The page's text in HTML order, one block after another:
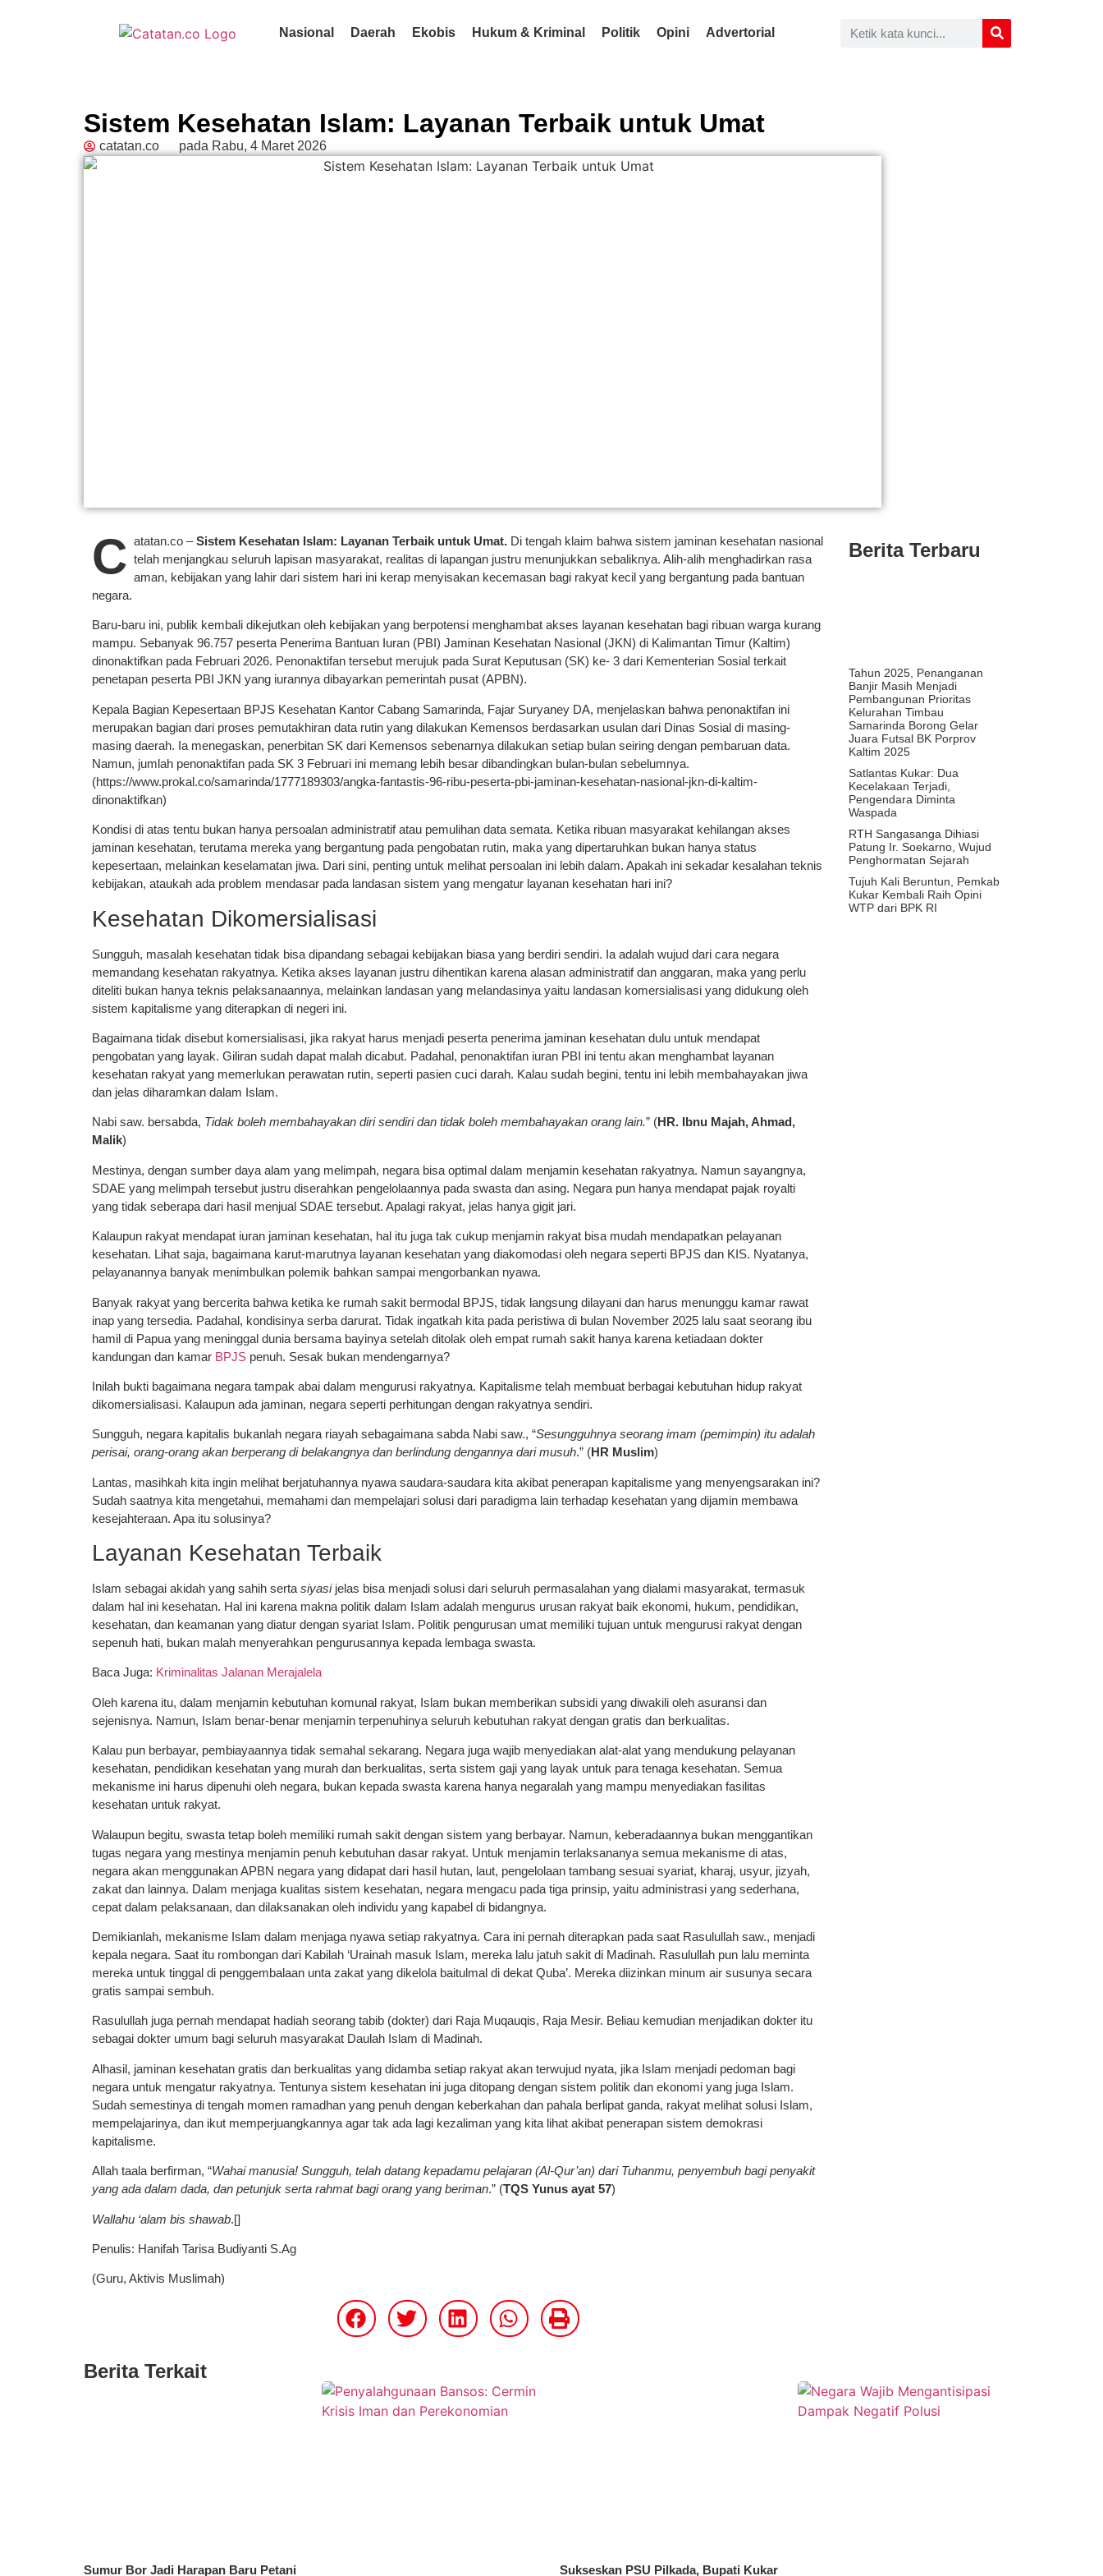
Nasional Daerah Ekobis Hukum & Kriminal Politik Opini Advertorial
Sistem Kesehatan Islam: Layanan Terbaik untuk Umat
catatan.co pada Rabu, 4 Maret 2026
C atatan.co –Sistem Kesehatan Islam: Layanan Terbaik untuk Umat. Di tengah klaim bahwa sistem jaminan kesehatan nasional
telah menjangkau seluruh lapisan masyarakat, realitas di lapangan justru menunjukkan sebaliknya. Alih-alih menghadirkan rasa
aman, kebijakan yang lahir dari sistem hari ini kerap menyisakan kecemasan bagi rakyat kecil yang bergantung pada bantuan
negara.
Baru-baru ini, publik kembali dikejutkan oleh kebijakan yang berpotensi menghambat akses layanan kesehatan bagi ribuan warga kurang
mampu. Sebanyak 96.757 peserta Penerima Bantuan Iuran (PBI) Jaminan Kesehatan Nasional (JKN) di Kalimantan Timur (Kaltim)
dinonaktifkan pada Februari 2026. Penonaktifan tersebut merujuk pada Surat Keputusan (SK) ke- 3 dari Kementerian Sosial terkait
penetapan peserta PBI JKN yang iurannya dibayarkan pemerintah pusat (APBN).
Kepala Bagian Kepesertaan BPJS Kesehatan Kantor Cabang Samarinda, Fajar Suryaney DA, menjelaskan bahwa penonaktifan ini
merupakan bagian dari proses pemutakhiran data rutin yang dilakukan Kemensos berdasarkan usulan dari Dinas Sosial di masing-
masing daerah. Ia menegaskan, penerbitan SK dari Kemensos sebenarnya dilakukan setiap bulan seiring dengan pembaruan data.
Namun, jumlah penonaktifan pada SK 3 Februari ini memang lebih besar dibandingkan bulan-bulan sebelumnya.
(https://www.prokal.co/samarinda/1777189303/angka-fantastis-96-ribu-peserta-pbi-jaminan-kesehatan-nasional-jkn-di-kaltim-
dinonaktifkan)
Kondisi di atas tentu bukan hanya persoalan administratif atau pemulihan data semata. Ketika ribuan masyarakat kehilangan akses
jaminan kesehatan, terutama mereka yang bergantung pada pengobatan rutin, maka yang dipertaruhkan bukan hanya status
kepesertaan, melainkan keselamatan jiwa. Dari sini, penting untuk melihat persoalan ini lebih dalam. Apakah ini sekadar kesalahan teknis
kebijakan, ataukah ada problem mendasar pada landasan sistem yang mengatur layanan kesehatan hari ini?
Kesehatan Dikomersialisasi
Sungguh, masalah kesehatan tidak bisa dipandang sebagai kebijakan biasa yang berdiri sendiri. Ia adalah wujud dari cara negara
memandang kesehatan rakyatnya. Ketika akses layanan justru dihentikan karena alasan administratif dan anggaran, maka yang perlu
diteliti bukan hanya teknis pelaksanaannya, melainkan landasan yang melandasinya yaitu landasan komersialisasi yang didukung oleh
sistem kapitalisme yang diterapkan di negeri ini.
Bagaimana tidak disebut komersialisasi, jika rakyat harus menjadi peserta penerima jaminan kesehatan dulu untuk mendapat
pengobatan yang layak. Giliran sudah dapat malah dicabut. Padahal, penonaktifan iuran PBI ini tentu akan menghambat layanan
kesehatan rakyat yang memerlukan perawatan rutin, seperti pasien cuci darah. Kalau sudah begini, tentu ini lebih membahayakan jiwa
dan jelas diharamkan dalam Islam.
Nabi saw. bersabda, Tidak boleh membahayakan diri sendiri dan tidak boleh membahayakan orang lain.” (HR. Ibnu Majah, Ahmad,
Malik)
Mestinya, dengan sumber daya alam yang melimpah, negara bisa optimal dalam menjamin kesehatan rakyatnya. Namun sayangnya,
SDAE yang melimpah tersebut justru diserahkan pengelolaannya pada swasta dan asing. Negara pun hanya mendapat pajak royalti
yang tidak seberapa dari hasil menjual SDAE tersebut. Apalagi rakyat, jelas hanya gigit jari.
Kalaupun rakyat mendapat iuran jaminan kesehatan, hal itu juga tak cukup menjamin rakyat bisa mudah mendapatkan pelayanan
kesehatan. Lihat saja, bagaimana karut-marutnya layanan kesehatan yang diakomodasi oleh negara seperti BPJS dan KIS. Nyatanya,
pelayanannya banyak menimbulkan polemik bahkan sampai mengorbankan nyawa.
Banyak rakyat yang bercerita bahwa ketika ke rumah sakit bermodal BPJS, tidak langsung dilayani dan harus menunggu kamar rawat
inap yang tersedia. Padahal, kondisinya serba darurat. Tidak ingatkah kita pada peristiwa di bulan November 2025 lalu saat seorang ibu
hamil di Papua yang meninggal dunia bersama bayinya setelah ditolak oleh empat rumah sakit hanya karena ketiadaan dokter
kandungan dan kamar BPJS penuh. Sesak bukan mendengarnya?
Inilah bukti bagaimana negara tampak abai dalam mengurusi rakyatnya. Kapitalisme telah membuat berbagai kebutuhan hidup rakyat
dikomersialisasi. Kalaupun ada jaminan, negara seperti perhitungan dengan rakyatnya sendiri.
Sungguh, negara kapitalis bukanlah negara riayah sebagaimana sabda Nabi saw., “Sesungguhnya seorang imam (pemimpin) itu adalah
perisai, orang-orang akan berperang di belakangnya dan berlindung dengannya dari musuh.” (HR Muslim)
Lantas, masihkah kita ingin melihat berjatuhannya nyawa saudara-saudara kita akibat penerapan kapitalisme yang menyengsarakan ini?
Sudah saatnya kita mengetahui, memahami dan mempelajari solusi dari paradigma lain terhadap kesehatan yang dijamin membawa
kesejahteraan. Apa itu solusinya?
Layanan Kesehatan Terbaik
Islam sebagai akidah yang sahih serta siyasijelas bisa menjadi solusi dari seluruh permasalahan yang dialami masyarakat, termasuk
dalam hal ini kesehatan. Hal ini karena makna politik dalam Islam adalah mengurus urusan rakyat baik ekonomi, hukum, pendidikan,
kesehatan, dan keamanan yang diatur dengan syariat Islam. Politik pengurusan umat memiliki tujuan untuk mengurusi rakyat dengan
sepenuh hati, bukan malah menyerahkan pengurusannya kepada lembaga swasta.
Baca Juga: Kriminalitas Jalanan Merajalela
Oleh karena itu, dalam menjamin kebutuhan komunal rakyat, Islam bukan memberikan subsidi yang diwakili oleh asuransi dan
sejenisnya. Namun, Islam benar-benar menjamin terpenuhinya seluruh kebutuhan rakyat dengan gratis dan berkualitas.
Kalau pun berbayar, pembiayaannya tidak semahal sekarang. Negara juga wajib menyediakan alat-alat yang mendukung pelayanan
kesehatan, pendidikan kesehatan yang murah dan berkualitas, serta sistem gaji yang layak untuk para tenaga kesehatan. Semua
mekanisme ini harus dipenuhi oleh negara, bukan kepada swasta karena hanya negaralah yang mampu menyediakan fasilitas
kesehatan untuk rakyat.
Walaupun begitu, swasta tetap boleh memiliki rumah sakit dengan sistem yang berbayar. Namun, keberadaannya bukan menggantikan
tugas negara yang mestinya menjamin penuh kebutuhan dasar rakyat. Untuk menjamin terlaksananya semua mekanisme di atas,
negara akan menggunakan APBN negara yang didapat dari hasil hutan, laut, pengelolaan tambang sesuai syariat, kharaj, usyur, jizyah,
zakat dan lainnya. Dalam menjaga kualitas sistem kesehatan, negara mengacu pada tiga prinsip, yaitu administrasi yang sederhana,
cepat dalam pelaksanaan, dan dilaksanakan oleh individu yang kapabel di bidangnya.
Demikianlah, mekanisme Islam dalam menjaga nyawa setiap rakyatnya. Cara ini pernah diterapkan pada saat Rasulullah saw., menjadi
kepala negara. Saat itu rombongan dari Kabilah ‘Urainah masuk Islam, mereka lalu jatuh sakit di Madinah. Rasulullah pun lalu meminta
mereka untuk tinggal di penggembalaan unta zakat yang dikelola baitulmal di dekat Quba’. Mereka diizinkan minum air susunya secara
gratis sampai sembuh.
Rasulullah juga pernah mendapat hadiah seorang tabib (dokter) dari Raja Muqauqis, Raja Mesir. Beliau kemudian menjadikan dokter itu
sebagai dokter umum bagi seluruh masyarakat Daulah Islam di Madinah.
Alhasil, jaminan kesehatan gratis dan berkualitas yang didamba setiap rakyat akan terwujud nyata, jika Islam menjadi pedoman bagi
negara untuk mengatur rakyatnya. Tentunya sistem kesehatan ini juga ditopang dengan sistem politik dan ekonomi yang juga Islam.
Sudah semestinya di tengah momen ramadhan yang penuh dengan keberkahan dan pahala berlipat ganda, rakyat melihat solusi Islam,
mempelajarinya, dan ikut memperjuangkannya agar tak ada lagi kezaliman yang kita lihat akibat penerapan sistem demokrasi
kapitalisme.
Allah taala berfirman, “Wahai manusia! Sungguh, telah datang kepadamu pelajaran (Al-Qur’an) dari Tuhanmu, penyembuh bagi penyakit
yang ada dalam dada, dan petunjuk serta rahmat bagi orang yang beriman.” (TQS Yunus ayat 57)
Wallahu ‘alam bis shawab.[]
Penulis: Hanifah Tarisa Budiyanti S.Ag
(Guru, Aktivis Muslimah)
Berita Terbaru
Tahun 2025, Penanganan
Banjir Masih Menjadi
Pembangunan Prioritas
Kelurahan Timbau
Samarinda Borong Gelar
Juara Futsal BK Porprov
Kaltim 2025
Satlantas Kukar: Dua
Kecelakaan Terjadi,
Pengendara Diminta
Waspada
RTH Sangasanga Dihiasi
Patung Ir. Soekarno, Wujud
Penghormatan Sejarah
Tujuh Kali Beruntun, Pemkab
Kukar Kembali Raih Opini
WTP dari BPK RI
Berita Terkait
Sumur Bor Jadi Harapan Baru Petani Sukseskan PSU Pilkada, Bupati Kukar